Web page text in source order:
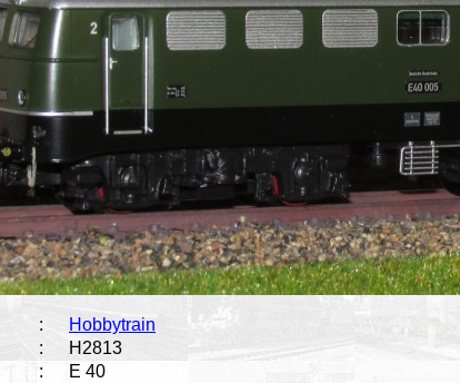
:
Hobbytrain
:
H2813
: E 40